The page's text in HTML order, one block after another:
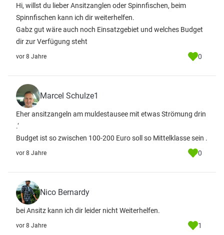
Hi, willst du lieber Ansitzanglen oder Spinnfischen, beim
Spinnfischen kann ich dir weiterhelfen.
Gabz gut wäre auch noch Einsatzgebiet und welches Budget
dir zur Verfügung steht
vor 8 Jahre 0
Marcel Schulze1
Eher ansitzangeln am muldestausee mit etwas Strömung drin
.‘
Budget ist so zwischen 100-200 Euro soll so Mittelklasse sein .
vor 8 Jahre 0
Nico Bernardy
bei Ansitz kann ich dir leider nicht Weiterhelfen.
vor 8 Jahre 1